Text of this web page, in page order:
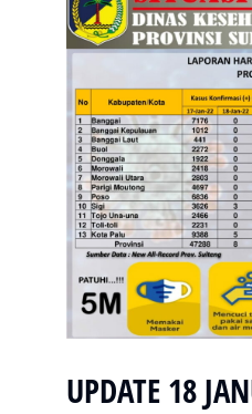
UPDATE 18